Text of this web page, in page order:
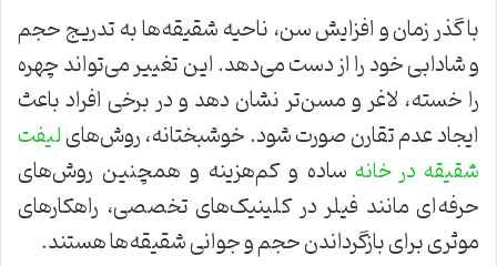
با گذر زمان و افزایش سن، ناحیه شقیقه‌ها به تدریج حجم
و شادابی خود را از دست می‌دهد. این تغییر می‌تواند چهره
را خسته، لاغر و مسن‌تر نشان دهد و در برخی افراد باعث
ایجاد عدم تقارن صورت شود. خوشبختانه، روش‌هایلیفت
شقیقه در خانه ساده و کم‌هزینه و همچنین روش‌های
حرفه‌ای مانند فیلر در کلینیک‌های تخصصی، راهکارهای
موثری برای بازگرداندن حجم و جوانی شقیقه‌ها هستند.